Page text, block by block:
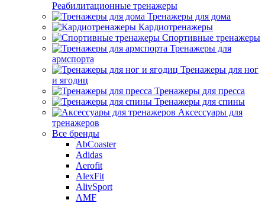
Реабилитационные тренажеры
Тренажеры для дома
Кардиотренажеры
Спортивные тренажеры
Тренажеры для
армспорта
Тренажеры для ног
и ягодиц
Тренажеры для пресса
Тренажеры для спины
Аксессуары для
тренажеров
Все бренды
AbCoaster
Adidas
Aerofit
AlexFit
AlivSport
AMF